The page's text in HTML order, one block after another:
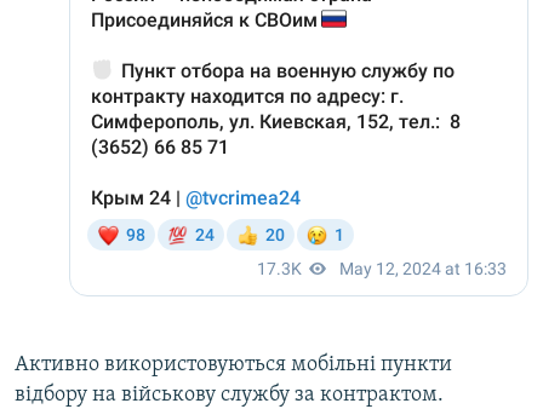
Активно використовуються мобільні пункти
відбору на військову службу за контрактом.